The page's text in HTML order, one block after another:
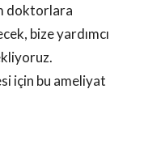
doktorlara
bize yardımcı
için bu ameliyat